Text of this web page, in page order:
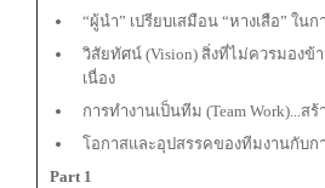
“ผู้นํา” เปรียบเสมือน “หางเสือ” ใ
วิสัยทัศน์ (Vision) สิ่งที่ไม่ควรมอง
เนื่อง
การทํางานเป็นทีม (Team Work)...สร้
โอกาสและอุปสรรคของทีมงานกับก
Part 1